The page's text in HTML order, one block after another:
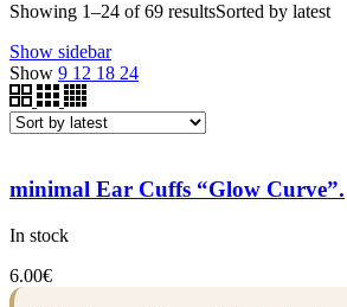
Showing 1–24 of 69 resultsSorted by latest
Show sidebar
Show 9 12 18 24
minimal Ear Cuffs “Glow Curve”.
In stock
6.00€